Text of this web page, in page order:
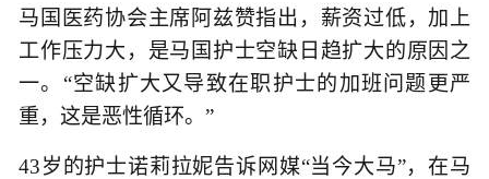
马国医药协会主席阿兹赞指出，薪资过低，加上
工作压力大，是马国护士空缺日趋扩大的原因之
一。“空缺扩大又导致在职护士的加班问题更严
重，这是恶性循环。”
43岁的护士诺莉拉妮告诉网媒“当今大马”，在马